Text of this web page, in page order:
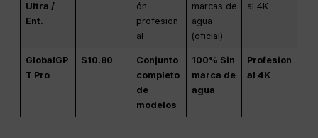
Ultra /
Ent.
ón
profesion
al
marcas de
agua
(oficial)
al 4K
GlobalGP
T Pro
$10.80
Conjunto
completo
de
modelos
100% Sin
marca de
agua
Profesion
al 4K